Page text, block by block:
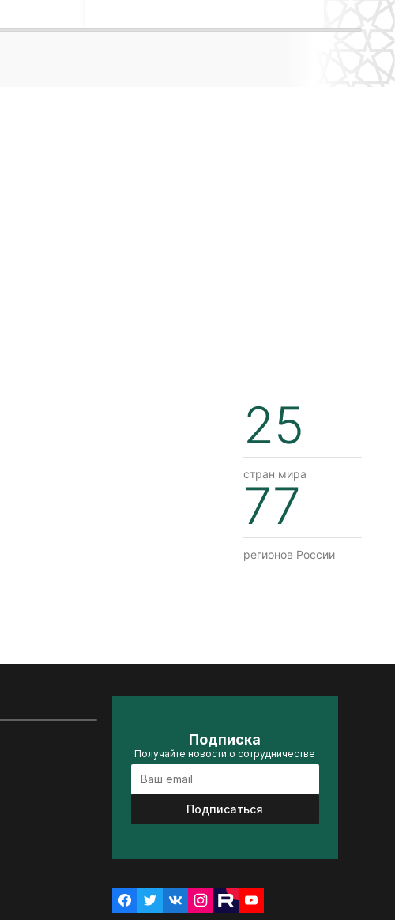
25
стран мира
77
регионов России
Подписка
Получайте новости о сотрудничестве
Подписаться